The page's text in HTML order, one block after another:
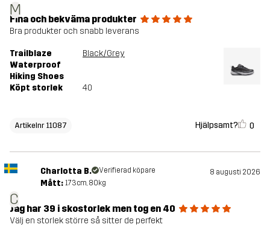
M
Fina och bekväma produkter
Bra produkter och snabb leverans
Trailblaze
Waterproof
Hiking Shoes
Black/Grey
Köpt storlek 40
Artikelnr 11087 Hjälpsamt? 0
C
Charlotta B. Verifierad köpare 8 augusti 2026
Mått: 173cm, 80kg
Jag har 39 i skostorlek men tog en 40
Välj en storlek större så sitter de perfekt